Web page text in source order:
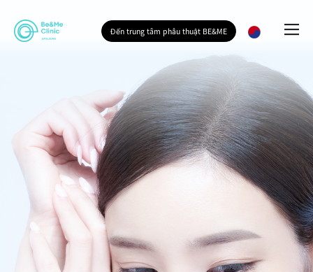
Đến trung tâm phẫu thuật BE&ME